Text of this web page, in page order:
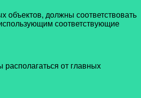
должны соответствовать
соответствующие
от главных